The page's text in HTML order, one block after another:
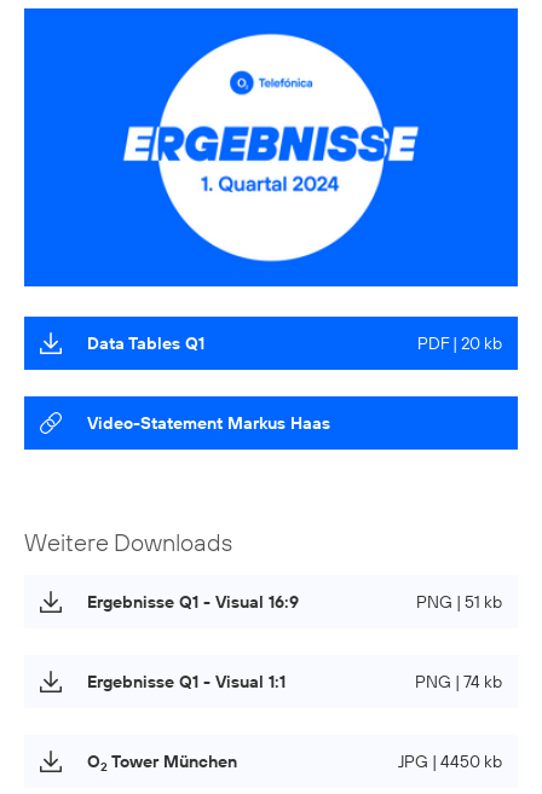
Data Tables Q1 PDF | 20 kb
Video-Statement Markus Haas
Weitere Downloads
Ergebnisse Q1 - Visual 16:9 PNG | 51 kb
Ergebnisse Q1 - Visual 1:1 PNG | 74 kb
O2 Tower München JPG | 4450 kb